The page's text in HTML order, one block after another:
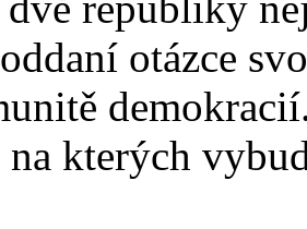
otázce
na kterých